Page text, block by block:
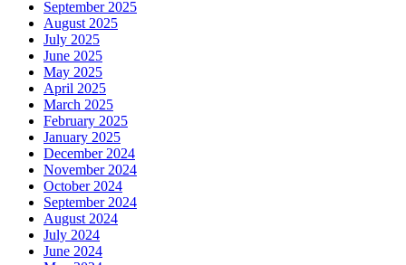
September 2025
August 2025
July 2025
June 2025
May 2025
April 2025
March 2025
February 2025
January 2025
December 2024
November 2024
October 2024
September 2024
August 2024
July 2024
June 2024